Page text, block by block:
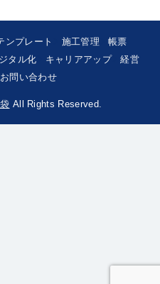
ンプレート 施工管理
帳票
タル化 キャリアアップ
経営
お問い合わせ
All Rights Reserved.